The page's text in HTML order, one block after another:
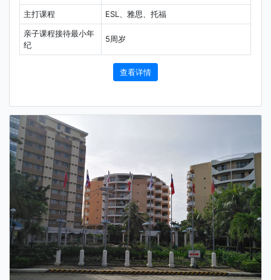
主打课程
ESL、雅思、托福
亲子课程接待最小年
纪
5周岁
查看详情